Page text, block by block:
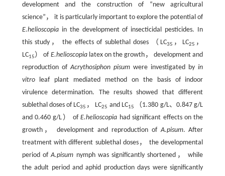
development and the construction of “new agricultural
science”， it is particularly important to explore the potential of
E.helioscopiain the development of insecticidal pesticides. In
this study， the effects of sublethal doses （LC35 ，LC25 ，
LC15） of E.helioscopialatex on the growth， development and
reproduction ofAcrythosiphon pisumwere investigated byin
vitroleaf plant mediated method on the basis of indoor
virulence determination. The results showed that different
sublethal doses of LC35 ， LC25 and LC15
（1.380 g/L、0.847 g/L
and 0.460 g/L） ofE.helioscopia had significant effects on the
growth， development and reproduction ofA.pisum. After
treatment with different sublethal doses， the developmental
period ofA.pisum nymph was significantly shortened， while
the adult period and aphid production days were significantly